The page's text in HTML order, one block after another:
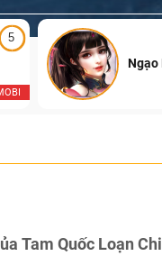
5
Ngạo
Tam Quốc Loạn